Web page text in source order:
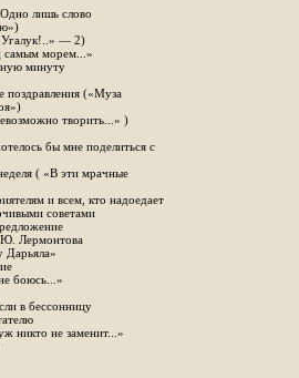
лишь слово
— 2)
самым морем...»
минуту
поздравления («Муза
творить...» )
бы мне поделиться с
( «В эти мрачные
и всем, кто надоедает
советами
Лермонтова
Дарьяла»
боюсь...»
в бессонницу
никто не заменит...»